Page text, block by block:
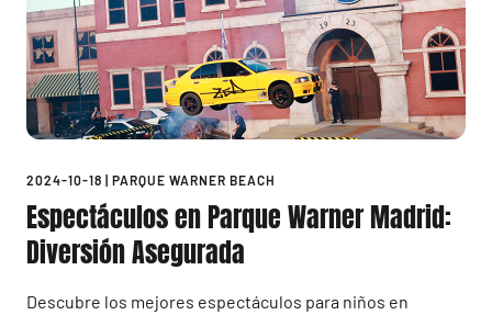
2024-10-18 | PARQUE WARNER BEACH
Espectáculos en Parque Warner Madrid:
Diversión Asegurada
Descubre los mejores espectáculos para niños en